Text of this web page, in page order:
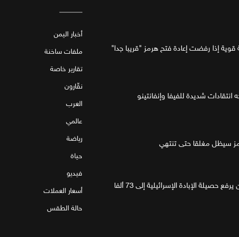
قوية إذا رفضت إعادة فتح هرمز "قريبا جدا"
انتقادات شديدة للفيفا وإنفانتينو
سيظل مغلقا حتى تنتهي
غزة.. مقتل 4 فلسطينيين يرفع حصيلة الإبادة الإسرائيلية إلى 73 ألفا
أخبار اليمن
ملفات ساخنة
تقارير خاصة
نقّارون
العرب
عالمي
رياضة
حياة
فيديو
أسعار العملات
حالة الطقس